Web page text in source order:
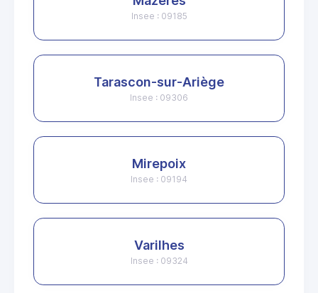
Insee : 09185
Tarascon-sur-Ariège
Insee : 09306
Mirepoix
Insee : 09194
Varilhes
Insee : 09324